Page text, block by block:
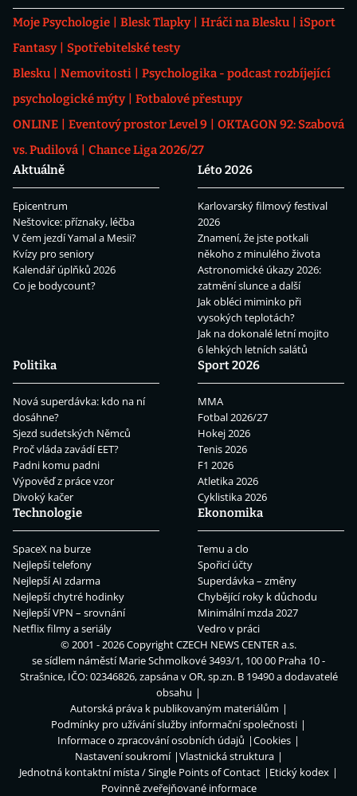
Moje Psychologie Blesk Tlapky Hráči na Blesku
iSport
Fantasy
Spotřebitelské testy
Blesku
Nemovitosti
Psychologika - podcast rozbíjející
psychologické mýty
Fotbalové přestupy
ONLINE
Eventový prostor Level 9
OKTAGON 92: Szabová
vs. Pudilová
Chance Liga 2026/27
Aktuálně
Epicentrum
Neštovice: příznaky, léčba
V čem jezdí Yamal a Mesii?
Kvízy pro seniory
Kalendář úplňků 2026
Co je bodycount?
Léto 2026
Karlovarský filmový festival
2026
Znamení, že jste potkali
někoho z minulého života
Astronomické úkazy 2026:
zatmění slunce a další
Jak obléci miminko při
vysokých teplotách?
Jak na dokonalé letní mojito
6 lehkých letních salátů
Politika
Nová superdávka: kdo na ní
dosáhne?
Sjezd sudetských Němců
Proč vláda zavádí EET?
Padni komu padni
Výpověď z práce vzor
Divoký kačer
Sport 2026
MMA
Fotbal 2026/27
Hokej 2026
Tenis 2026
F1 2026
Atletika 2026
Cyklistika 2026
Technologie
SpaceX na burze
Nejlepší telefony
Nejlepší AI zdarma
Nejlepší chytré hodinky
Nejlepší VPN – srovnání
Netflix filmy a seriály
Ekonomika
Temu a clo
Spořicí účty
Superdávka – změny
Chybějící roky k důchodu
Minimální mzda 2027
Vedro v práci
© 2001 - 2026 CopyrightCZECH NEWS CENTER a.s.
se sídlem náměstí Marie Schmolkové 3493/1, 100 00 Praha 10 -
Strašnice, IČO: 02346826, zapsána v OR, sp.zn. B 19490 a dodavatelé
obsahu
Autorská práva k publikovaným materiálům
Podmínky pro užívání služby informační společnosti
Informace o zpracování osobních údajů
Cookies
Nastavení soukromí
Vlastnická struktura
Jednotná kontaktní místa / Single Points of Contact
Etický kodex
Povinně zveřejňované informace